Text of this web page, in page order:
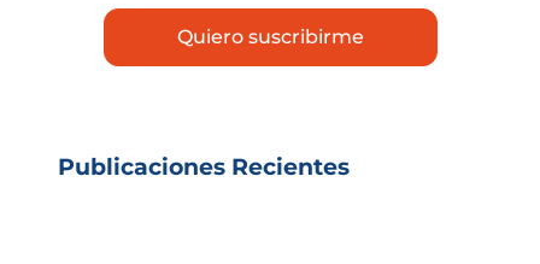
Publicaciones Recientes